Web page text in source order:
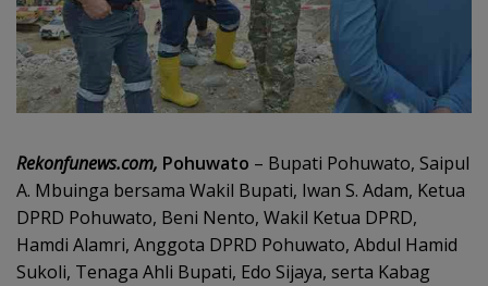
Rekonfunews.com, Pohuwato – Bupati Pohuwato, Saipul
A. Mbuinga bersama Wakil Bupati, Iwan S. Adam, Ketua
DPRD Pohuwato, Beni Nento, Wakil Ketua DPRD,
Hamdi Alamri, Anggota DPRD Pohuwato, Abdul Hamid
Sukoli, Tenaga Ahli Bupati, Edo Sijaya, serta Kabag